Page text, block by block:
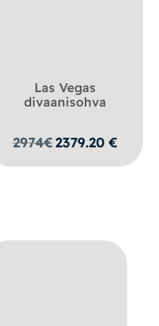
Las Vegas
divaanisohva
2974€2379.20 €